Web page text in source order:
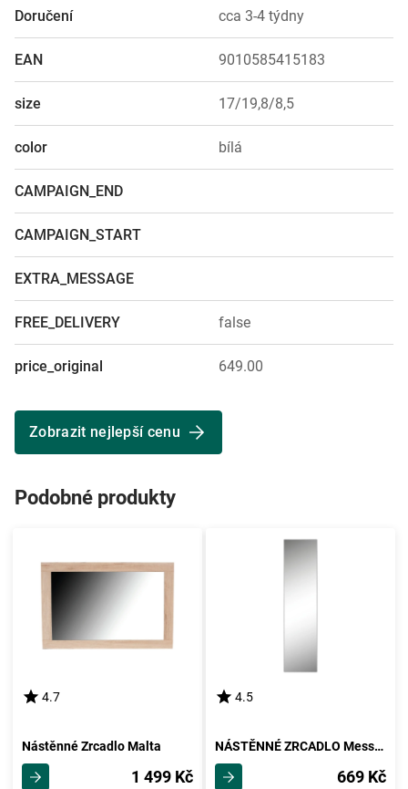
Doručení cca 3-4 týdny
EAN 9010585415183
size 17/19,8/8,5
color bílá
CAMPAIGN_END
CAMPAIGN_START
EXTRA_MESSAGE
FREE_DELIVERY false
price_original 649.00
Zobrazit nejlepší cenu
Podobné produkty
4.7
Nástěnné Zrcadlo Malta
1 499 Kč
4.5
NÁSTĚNNÉ ZRCADLO Messina
669 Kč